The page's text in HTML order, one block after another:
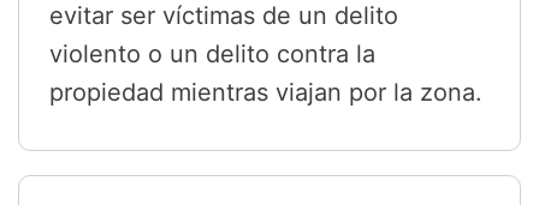
evitar ser víctimas de un delito
violento o un delito contra la
propiedad mientras viajan por la zona.